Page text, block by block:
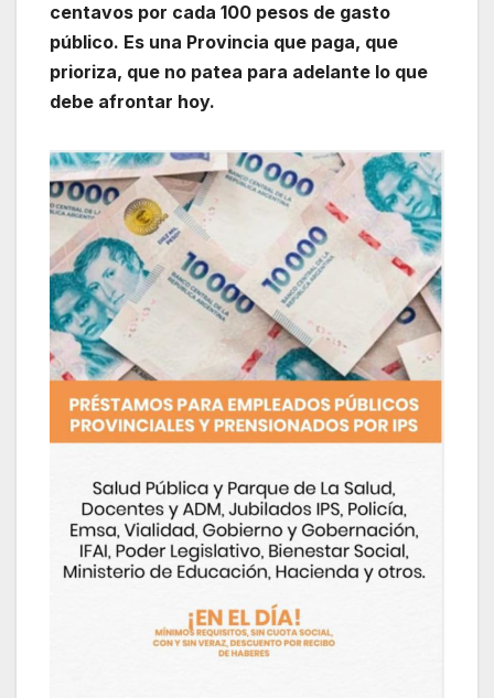
centavos por cada 100 pesos de gasto
público. Es una Provincia que paga, que
prioriza, que no patea para adelante lo que
debe afrontar hoy.